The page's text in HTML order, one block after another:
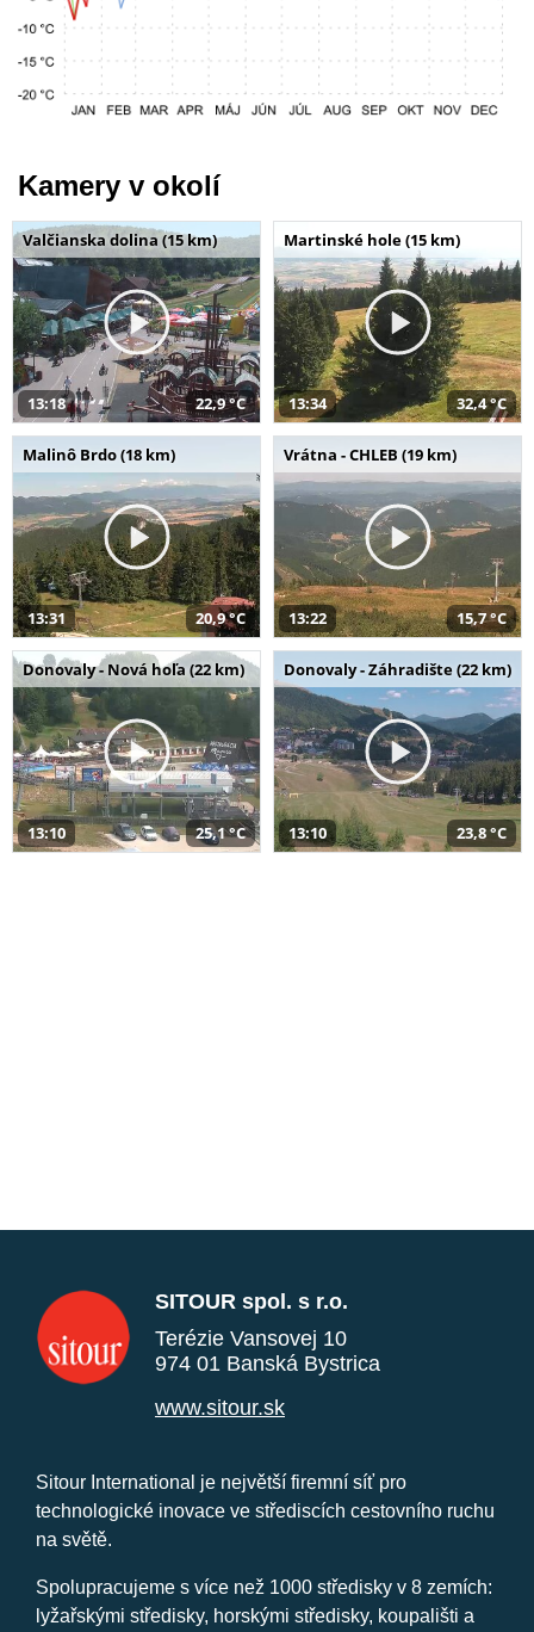
Kamery v okolí
Valčianska dolina (15 km)
13:18 22,9 °C
Martinské hole (15 km)
13:34 32,4 °C
Malinô Brdo (18 km)
13:31 20,9 °C
Vrátna - CHLEB (19 km)
13:22 15,7 °C
Donovaly - Nová hoľa (22 km)
13:10 25,1 °C
Donovaly - Záhradište (22 km)
13:10 23,8 °C
SITOUR spol. s r.o.
Terézie Vansovej 10
974 01 Banská Bystrica
www.sitour.sk
Sitour International je největší firemní síť pro
technologické inovace ve střediscích cestovního ruchu
na světě.
Spolupracujeme s více než 1000 středisky v 8 zemích:
lyžařskými středisky, horskými středisky, koupališti a